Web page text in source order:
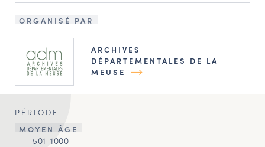
ORGANISÉ PAR
ARCHIVES
DÉPARTEMENTALES DE LA
MEUSE
PÉRIODE
MOYEN ÂGE
501-1000